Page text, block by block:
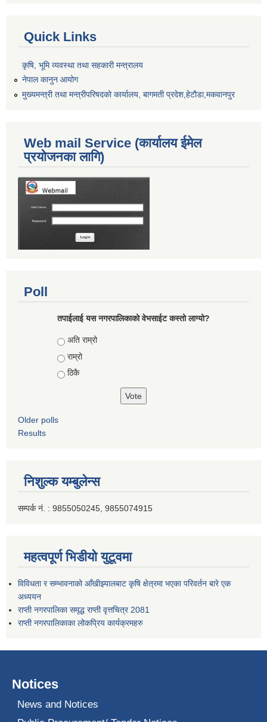
Quick Links
कृषि, भूमि व्यवस्था तथा सहकारी मन्त्रालय
नेपाल कानुन आयोग
मुख्यमन्त्री तथा मन्त्रीपरिषदको कार्यालय, बागमती प्रदेश,हेटाैडा,मकवानपुर
Web mail Service (कार्यालय ईमेल
प्रयोजनका लागि)
Poll
तपाईलाई यस नगरपालिकाको वेभसाईट कस्तो लाग्यो?
Choices
अति राम्रो
राम्रो
ठिकै
Older polls
Results
निशुल्क यम्बुलेन्स
सम्पर्क नं. : 9855050245, 9855074915
महत्वपूर्ण भिडीयो युटूवमा
विविधता र सम्भावनाको आँखीझ्यालबाट कृषि क्षेत्रमा भएका परिवर्तन बारे एक
अध्ययन
राप्ती नगरपालिका समृद्ध राप्ती वृत्तचित्र 2081
राप्ती नगरपालिकाका लोकप्रिय कार्यक्रमहरु
Notices
News and Notices